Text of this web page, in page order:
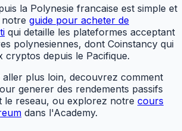
la Polynesie francaise est simple et
notre guide pour acheter de
qui detaille les plateformes acceptant
polynesiennes, dont Coinstancy qui
cryptos depuis le Pacifique.
aller plus loin, decouvrez comment
generer des rendements passifs
le reseau, ou explorez notre cours
dans l'Academy.